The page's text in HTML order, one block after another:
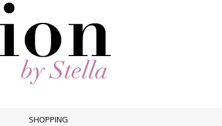
SHOPPING